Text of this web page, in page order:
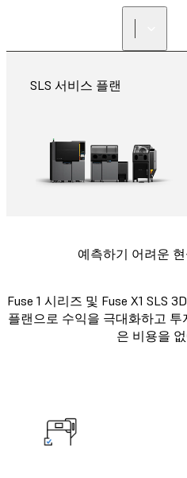
SLS 서비스 플랜
예측하기 어려운
Fuse 1 시리즈 및 Fuse X1 SLS
플랜으로 수익을 극대화하고
은 비용을